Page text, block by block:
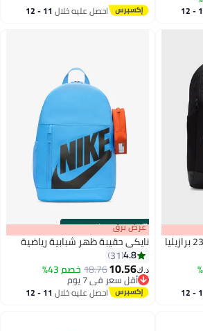
11 - 12
2 احصل عليه خلال 11 - 12
2
11 - 12
00m:00s
·باقي 100%
7
عرض برق
نايكي حقيبة ظهر شبابية رياضية
4.8
31
د.ك‏10.56
18.76خصم 43%
أقل سعر في 7 يوم
أقل سعر في 7 يوماحصل عليه خلال 11 - 12
اغسطس